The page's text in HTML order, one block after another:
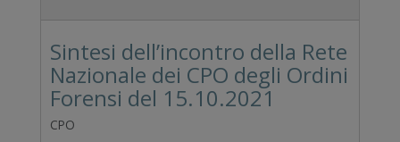
Sintesi dell’incontro della Rete
Nazionale dei CPO degli Ordini
Forensi del 15.10.2021
CPO